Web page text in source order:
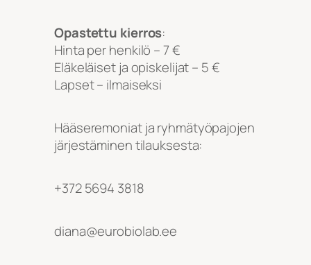
Opastettu kierros:
Hinta per henkilö – 7 €
Eläkeläiset ja opiskelijat – 5 €
Lapset – ilmaiseksi
Hääseremoniat ja ryhmätyöpajojen
järjestäminen tilauksesta:
+372 5694 3818
diana@eurobiolab.ee